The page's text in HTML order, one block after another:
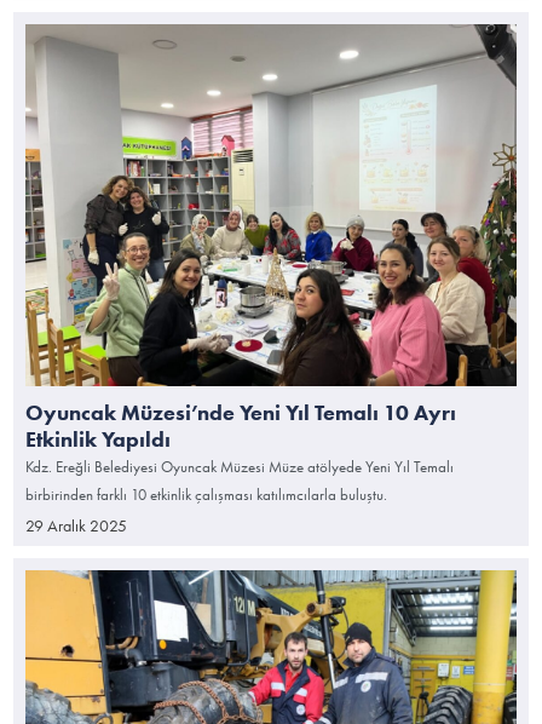
Oyuncak Müzesi’nde Yeni Yıl Temalı 10 Ayrı
Etkinlik Yapıldı
Kdz. Ereğli Belediyesi Oyuncak Müzesi Müze atölyede Yeni Yıl Temalı
birbirinden farklı 10 etkinlik çalışması katılımcılarla buluştu.
29 Aralık 2025